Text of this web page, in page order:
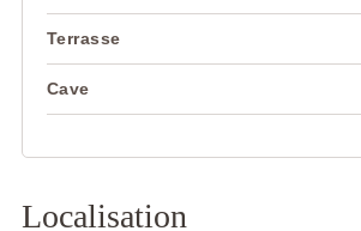
Terrasse
Cave
Localisation